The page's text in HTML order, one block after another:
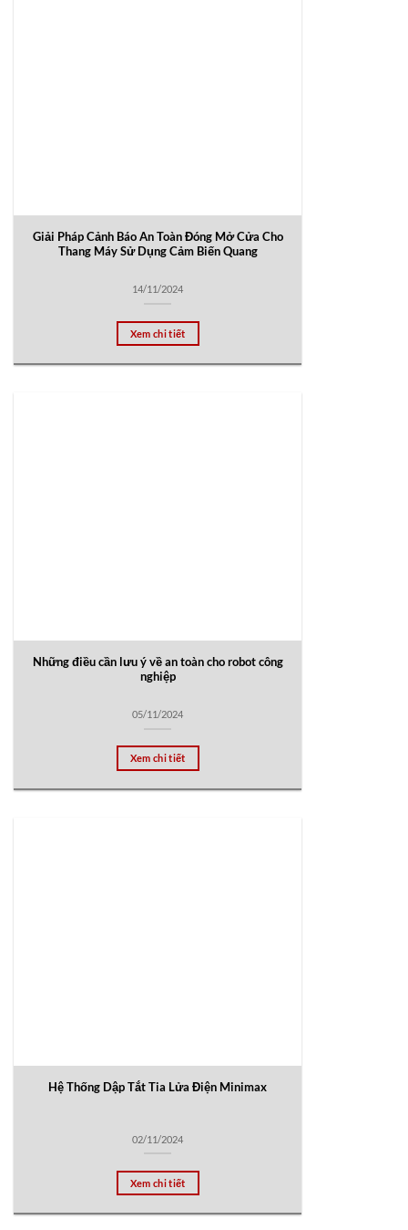
Giải Pháp Cảnh Báo An Toàn Đóng Mở Cửa Cho
Thang Máy Sử Dụng Cảm Biến Quang
14/11/2024
Xem chi tiết
Những điều cần lưu ý về an toàn cho robot công
nghiệp
05/11/2024
Xem chi tiết
Hệ Thống Dập Tắt Tia Lửa Điện Minimax
02/11/2024
Xem chi tiết